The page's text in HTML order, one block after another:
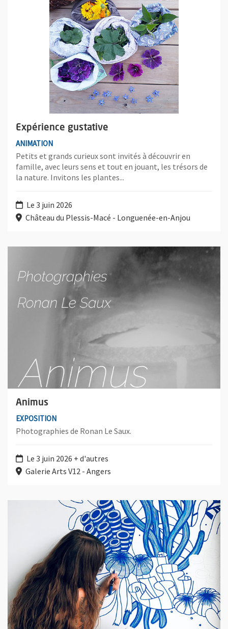
Expérience gustative
ANIMATION
Petits et grands curieux sont invités à découvrir en
famille, avec leurs sens et tout en jouant, les trésors de
la nature. Invitons les plantes...
Le 3 juin 2026
Château du Plessis-Macé - Longuenée-en-Anjou
Animus
EXPOSITION
Photographies de Ronan Le Saux.
Le 3 juin 2026 + d'autres
Galerie Arts V12 - Angers
Plus d'information sur l'évènement : Animus
Plus d'information sur l'évènement : Ce que le lien reflète